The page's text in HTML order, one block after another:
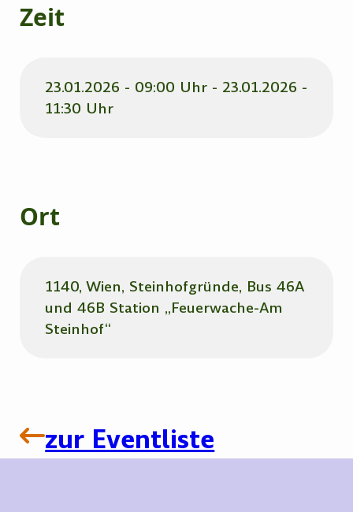
Zeit
23.01.2026 - 09:00 Uhr - 23.01.2026 -
11:30 Uhr
Ort
1140, Wien, Steinhofgründe, Bus 46A
und 46B Station „Feuerwache-Am
Steinhof“
zur Eventliste